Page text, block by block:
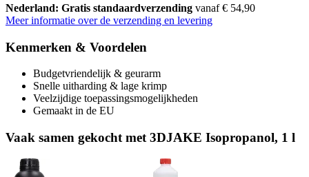
Nederland: Gratis standaardverzending vanaf € 54,90
Meer informatie over de verzending en levering
Kenmerken & Voordelen
Budgetvriendelijk & geurarm
Snelle uitharding & lage krimp
Veelzijdige toepassingsmogelijkheden
Gemaakt in de EU
Vaak samen gekocht met 3DJAKE Isopropanol, 1 l